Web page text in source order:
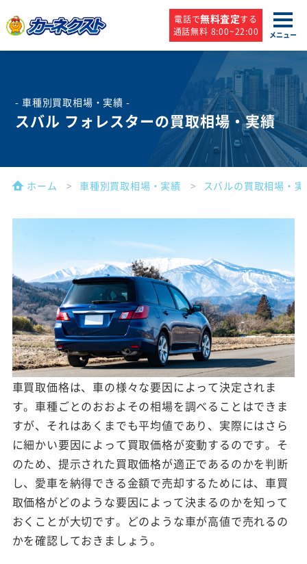
電話で無料査定する
通話無料 8:00~22:00
メニュー
- 車種別買取相場・実績 -
スバル フォレスターの買取相場・実績
ホーム 車種別買取相場・実績 スバルの買取相場・
車買取価格は、車の様々な要因によって決定されま
す。車種ごとのおおよその相場を調べることはできま
すが、それはあくまでも平均値であり、実際にはさら
に細かい要因によって買取価格が変動するのです。そ
のため、提示された買取価格が適正であるのかを判断
し、愛車を納得できる金額で売却するためには、車買
取価格がどのような要因によって決まるのかを知って
おくことが大切です。どのような車が高値で売れるの
かを確認しておきましょう。